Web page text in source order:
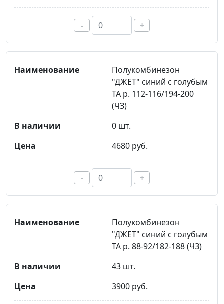
- +
Полукомбинезон
"ДЖЕТ" синий с голубым
ТА р. 112-116/194-200
(ЧЗ)
0 шт.
4680 руб.
- +
Полукомбинезон
"ДЖЕТ" синий с голубым
ТА р. 88-92/182-188 (ЧЗ)
43 шт.
3900 руб.